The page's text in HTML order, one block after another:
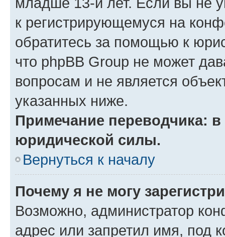
к регистрирующемуся на
обратитесь за помощью к
что phpBB Group не может
вопросам и не является
указанных ниже.
Примечание переводчика:
юридической силы.
Вернуться к началу
Почему я не могу
Возможно, администратор
адрес или запретил имя, под